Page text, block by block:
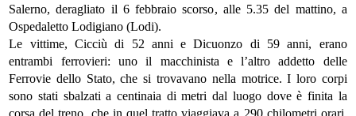
Salerno, deragliato il 6 febbraio scorso, alle 5.35 del mattino, a
Ospedaletto Lodigiano (Lodi).
Le vittime, Cicciù di 52 anni e Dicuonzo di 59 anni, erano
entrambi ferrovieri: uno il macchinista e l’altro addetto delle
Ferrovie dello Stato, che si trovavano nella motrice. I loro corpi
sono stati sbalzati a centinaia di metri dal luogo dove è finita la